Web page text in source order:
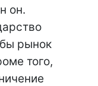
он.
рынок
того,